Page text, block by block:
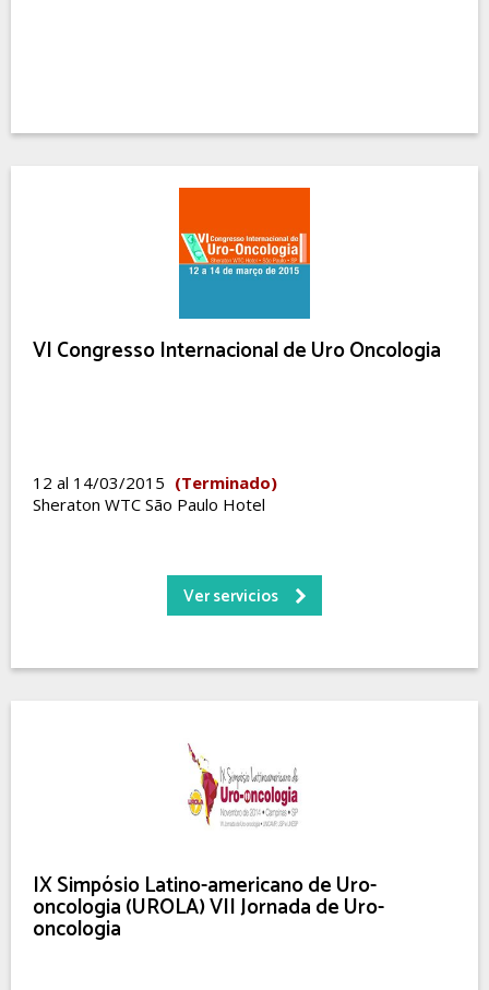
VI Congresso Internacional de Uro Oncologia
12 al 14/03/2015 (Terminado)
Sheraton WTC São Paulo Hotel
Ver servicios
IX Simpósio Latino-americano de Uro-
oncologia (UROLA) VII Jornada de Uro-
oncologia